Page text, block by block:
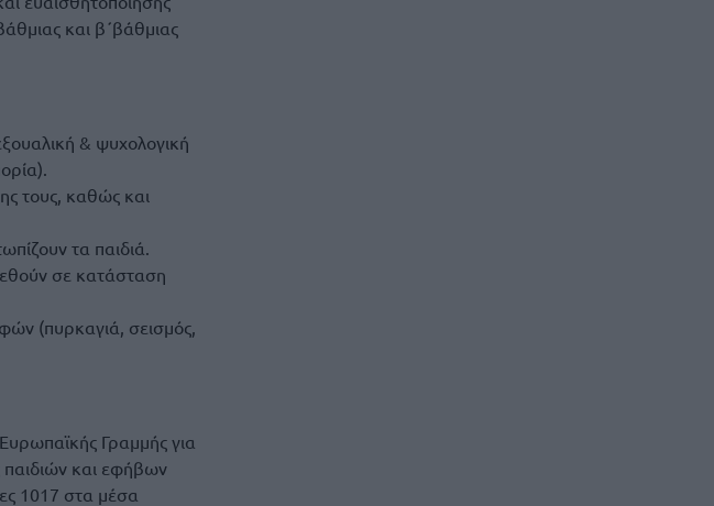
και β΄βάθμιας
& ψυχολογική
τους, καθώς και
τα παιδιά.
σε κατάσταση
(πυρκαγιά, σεισμός,
Γραμμής για
παιδιών και εφήβων
1017 στα μέσα